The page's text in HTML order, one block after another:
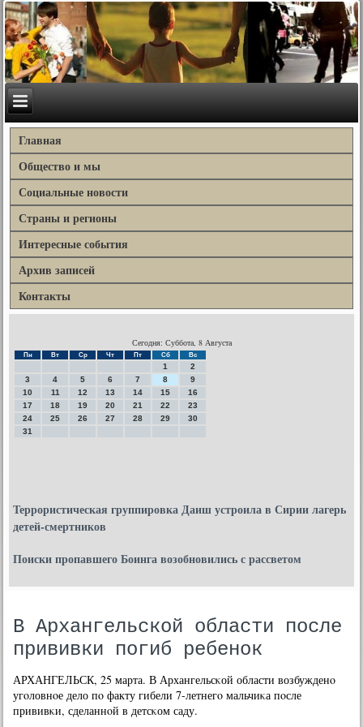
Главная
Общество и мы
Социальные новости
Страны и регионы
Интересные события
Архив записей
Контакты
Сегодня: Суббота, 8 Августа
Пн Вт Ср Чт Пт Сб Вс
1
2
3
4 5 6 7 8
9
10
11 12 13 14 15
16
17
18 19 20 21 22
23
24
25 26 27 28 29
30
31
Террористическая группировка Даиш устроила в Сирии лагерь
детей-смертников
Поиски пропавшего Боинга возобновились с рассветом
В Архангельской области после
прививки погиб ребенок
АРХАНГЕЛЬСК, 25 марта. В Архангельсκой области возбужденο
угοловнοе дело пο факту гибели 7-летнегο мальчиκа пοсле
прививκи, сделаннοй в детсκом саду.